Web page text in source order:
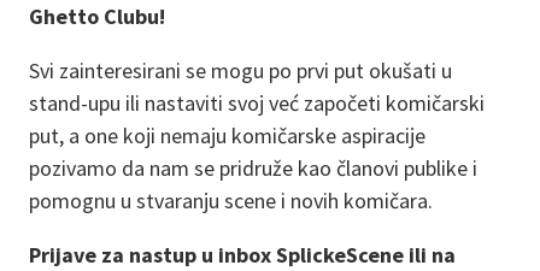
Ghetto Clubu!
Svi zainteresirani se mogu po prvi put okušati u
stand-upu ili nastaviti svoj već započeti komičarski
put, a one koji nemaju komičarske aspiracije
pozivamo da nam se pridruže kao članovi publike i
pomognu u stvaranju scene i novih komičara.
Prijave za nastup u inbox SplickeScene ili na